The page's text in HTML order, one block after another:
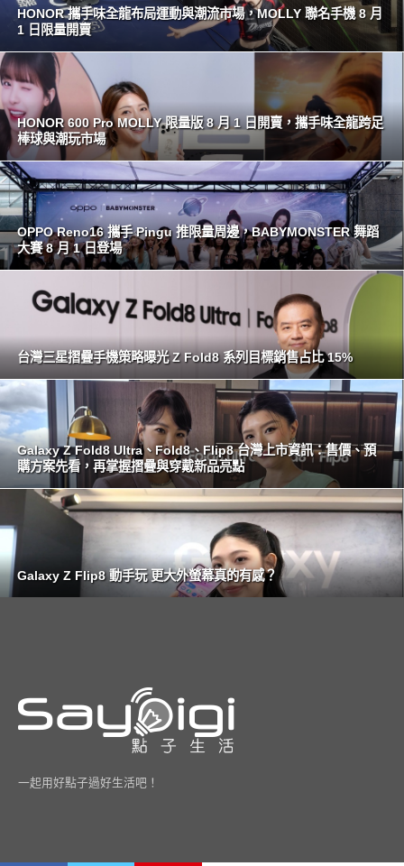
HONOR 攜手味全龍布局運動與潮流市場，MOLLY 聯名手機 8 月
1 日限量開賣
HONOR 600 Pro MOLLY 限量版 8 月 1 日開賣，攜手味全龍跨足
棒球與潮玩市場
OPPO Reno16 攜手 Pingu 推限量周邊，BABYMONSTER 舞蹈
大賽 8 月 1 日登場
台灣三星摺疊手機策略曝光 Z Fold8 系列目標銷售占比 15%
Galaxy Z Fold8 Ultra、Fold8、Flip8 台灣上市資訊：售價、預
購方案先看，再掌握摺疊與穿戴新品亮點
Galaxy Z Flip8 動手玩 更大外螢幕真的有感？
一起用好點子過好生活吧！